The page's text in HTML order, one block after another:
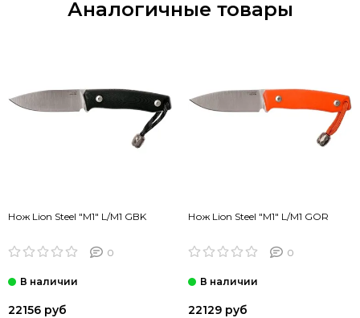
Аналогичные товары
Нож Lion Steel "M1" L/M1 GBK
0
22156 руб
Нож Lion Steel "M1" L/M1 GOR
0
22129 руб